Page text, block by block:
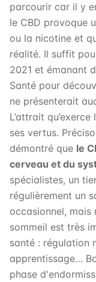
parcourir car il y
le CBD provoque
ou la nicotine et
réalité. Il suffit
2021 et émanant
Santé pour
ne présenterait
L’attrait
ses vertus.
démontré que le
cerveau et du
spécialistes, un
régulièrement un
occasionnel,
sommeil est très
santé : régulation
apprentissage…
phase